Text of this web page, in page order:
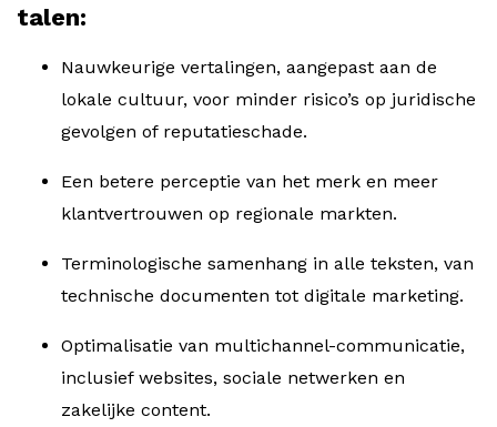
talen:
Nauwkeurige vertalingen, aangepast aan de
lokale cultuur, voor minder risico’s op juridische
gevolgen of reputatieschade.
Een betere perceptie van het merk en meer
klantvertrouwen op regionale markten.
Terminologische samenhang in alle teksten, van
technische documenten tot digitale marketing.
Optimalisatie van multichannel-communicatie,
inclusief websites, sociale netwerken en
zakelijke content.